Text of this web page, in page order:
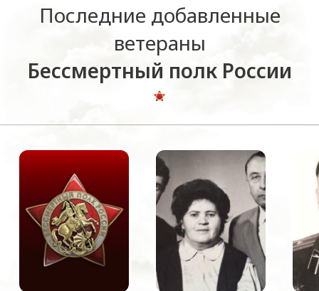
Последние добавленные
ветераны
Бессмертный полк России